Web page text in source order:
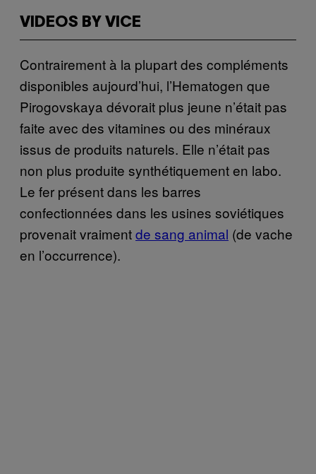
VIDEOS BY VICE
Contrairement à la plupart des compléments
disponibles aujourd’hui, l’Hematogen que
Pirogovskaya dévorait plus jeune n’était pas
faite avec des vitamines ou des minéraux
issus de produits naturels. Elle n’était pas
non plus produite synthétiquement en labo.
Le fer présent dans les barres
confectionnées dans les usines soviétiques
provenait vraimentde sang animal (de vache
en l’occurrence).